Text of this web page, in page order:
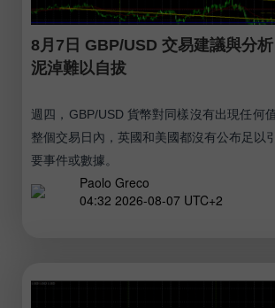
8月7日 GBP/USD 交易建議與分
泥淖難以自拔
週四，GBP/USD 貨幣對同樣沒有出現任何
整個交易日內，英國和美國都沒有公布足以
要事件或數據。
Paolo Greco
04:32 2026-08-07 UTC+2